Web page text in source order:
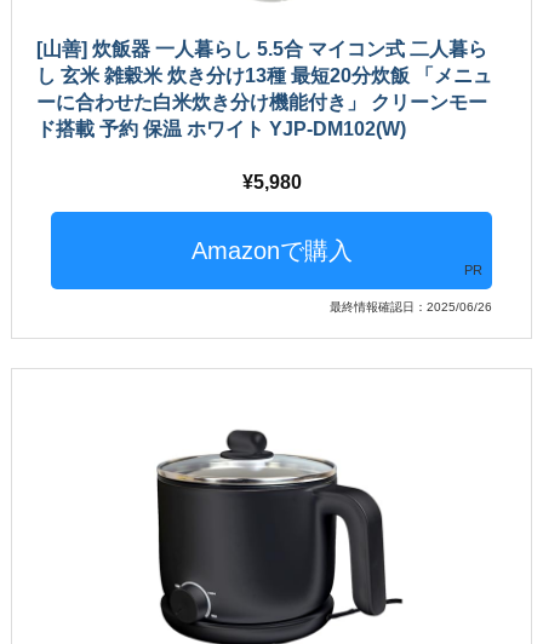
[山善] 炊飯器 一人暮らし 5.5合 マイコン式 二人暮ら
し 玄米 雑穀米 炊き分け13種 最短20分炊飯 「メニュ
ーに合わせた白米炊き分け機能付き」 クリーンモー
ド搭載 予約 保温 ホワイト YJP-DM102(W)
5,980
PR
最終情報確認日：2025/06/26